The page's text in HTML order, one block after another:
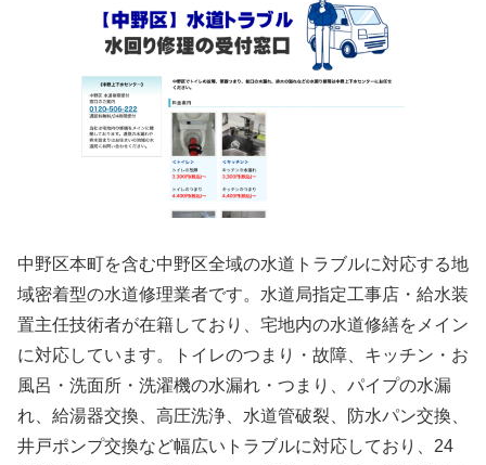
中野区本町を含む中野区全域の水道トラブルに対応する地
域密着型の水道修理業者です。水道局指定工事店・給水装
置主任技術者が在籍しており、宅地内の水道修繕をメイン
に対応しています。トイレのつまり・故障、キッチン・お
風呂・洗面所・洗濯機の水漏れ・つまり、パイプの水漏
れ、給湯器交換、高圧洗浄、水道管破裂、防水パン交換、
井戸ポンプ交換など幅広いトラブルに対応しており、24